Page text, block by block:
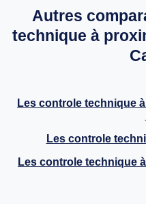
Autres
technique à
Les controle technique à
Les controle
Les controle technique à